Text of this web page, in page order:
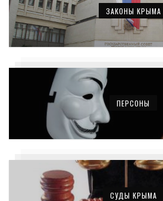
ЗАКОНЫ КРЫМА
ПЕРСОНЫ
СУДЫ КРЫМА